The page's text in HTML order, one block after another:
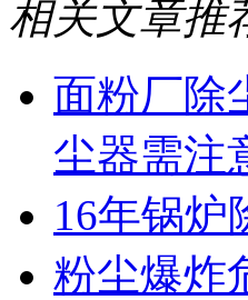
相关文章推
面粉厂除
尘器需注
16年锅炉
粉尘爆炸